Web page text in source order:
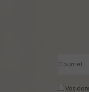
Courriel
Vos